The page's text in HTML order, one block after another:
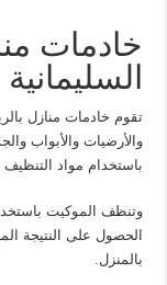
خادمات
السليمانية
تقوم خادمات منازل
والأرضيات والأبواب
باستخدام مواد التنظيف
وتنظف الموكيت
الحصول على النتيجة
بالمنزل.